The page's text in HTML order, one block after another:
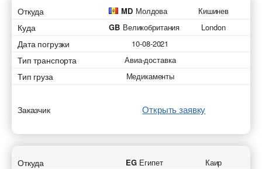
Откуда MD Молдова Кишинев
Куда GB Великобритания London
Дата погрузки 10-08-2021
Тип транспорта Авиа-доставка
Тип груза Медикаменты
Заказчик Открыть заявку
Откуда EG Египет Каир